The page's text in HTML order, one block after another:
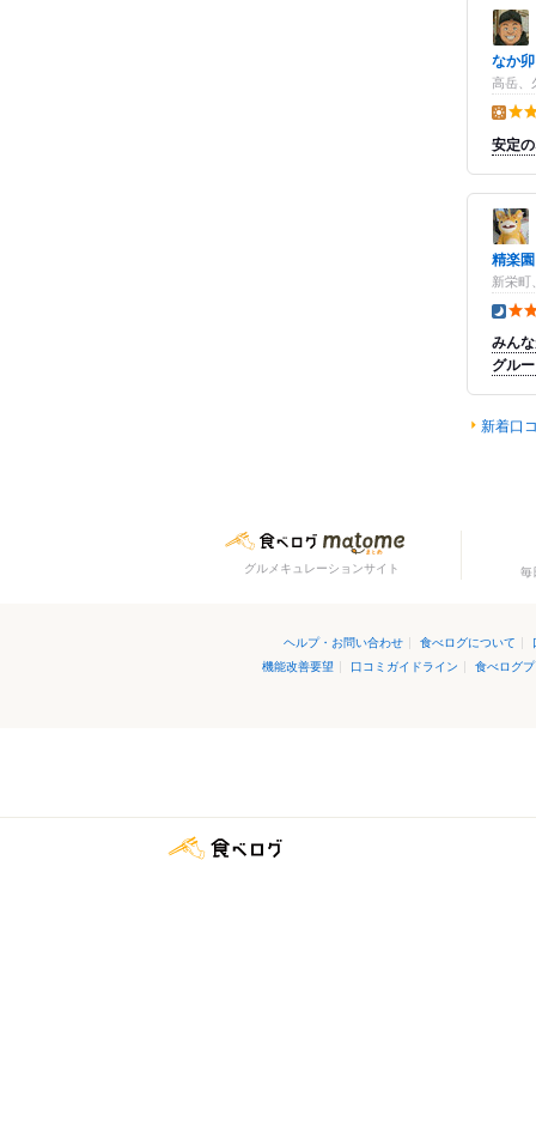
なか
高岳、
昼の
安定
精楽園
新栄町
夜の
みん
グル
新着口
グルメキュレーションサイト 毎
ヘルプ・お問い合わせ | 食べログについて |
機能改善要望 | 口コミガイドライン | 食べログ